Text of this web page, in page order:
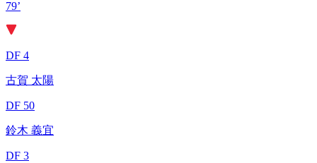
79’
DF 4
古賀 太陽
DF 50
鈴木 義宜
DF 3